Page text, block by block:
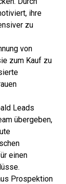
ihre
zu
von
zum Kauf zu
Leads
übergeben,
einen
Prospektion